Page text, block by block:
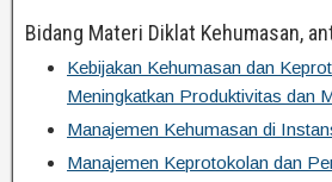
Bidang Materi Diklat Kehumasan,
Kebijakan Kehumasan dan
Meningkatkan Produktivitas dan
Manajemen Kehumasan di
Manajemen Keprotokolan dan